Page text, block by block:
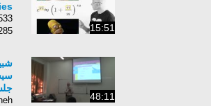
15:51
1285
48:11
جلسه ٢١